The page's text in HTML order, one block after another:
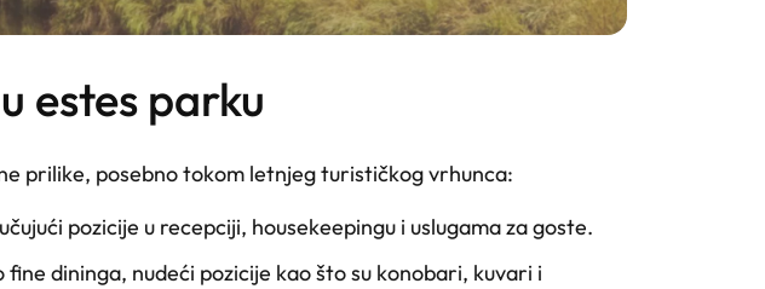
estes parku
prilike, posebno tokom letnjeg turističkog vrhunca:
pozicije u recepciji, housekeepingu i uslugama za goste.
dininga, nudeći pozicije kao što su konobari, kuvari i